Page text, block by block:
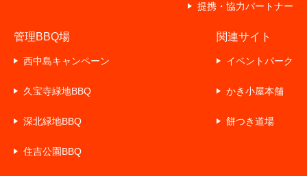
提携・協力パートナー
管理BBQ場
西中島キャンペーン
久宝寺緑地BBQ
深北緑地BBQ
住吉公園BBQ
関連サイト
イベントパーク
かき小屋本舗
餅つき道場